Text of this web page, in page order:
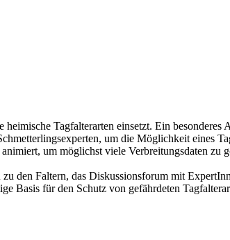
Tagfalterarten einsetzt. Ein besonderes
um die Möglichkeit eines
um möglichst viele Verbreitungsdaten zu
den Faltern, das Diskussionsforum mit
Basis für den Schutz von gefährdeten